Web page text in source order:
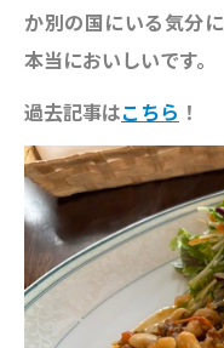
か別の国にいる気分
本当においしいです。
過去記事はこちら ！